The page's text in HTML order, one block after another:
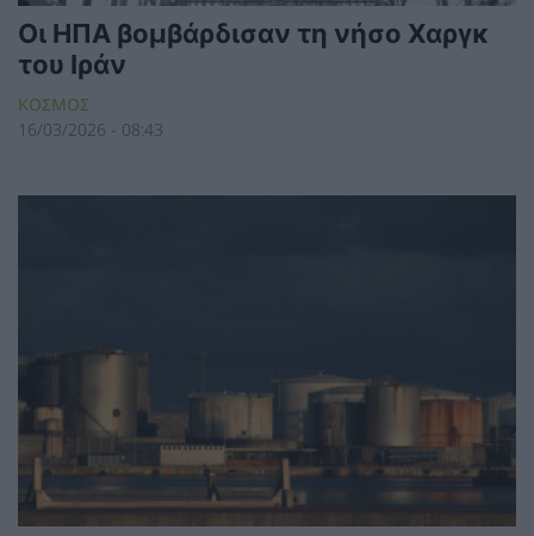
Οι ΗΠΑ βομβάρδισαν τη νήσο Χαργκ
του Ιράν
ΚΟΣΜΟΣ
16/03/2026 - 08:43